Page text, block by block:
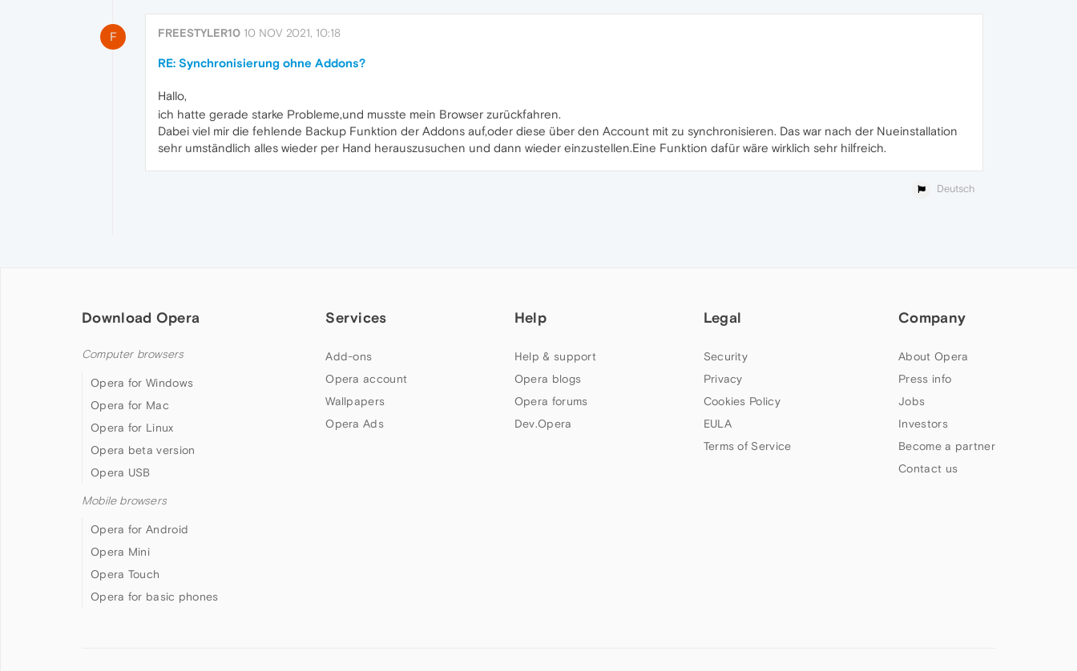
F FREESTYLER10 10 NOV 2021, 10:18
RE: Synchronisierung ohne Addons?
Hallo,
ich hatte gerade starke Probleme,und musste mein Browser zurückfahren.
Dabei viel mir die fehlende Backup Funktion der Addons auf,oder diese über den Account mit zu synchronisieren. Das war nach der Nueinstallation
sehr umständlich alles wieder per Hand herauszusuchen und dann wieder einzustellen.Eine Funktion dafür wäre wirklich sehr hilfreich.
Deutsch
Download Opera
Computer browsers
Opera for Windows
Opera for Mac
Opera for Linux
Opera beta version
Opera USB
Mobile browsers
Opera for Android
Opera Mini
Opera Touch
Opera for basic phones
Services
Add-ons
Opera account
Wallpapers
Opera Ads
Help
Help & support
Opera blogs
Opera forums
Dev.Opera
Legal
Security
Privacy
Cookies Policy
EULA
Terms of Service
Company
About Opera
Press info
Jobs
Investors
Become a partner
Contact us